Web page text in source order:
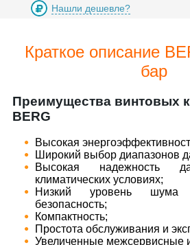
Нашли дешевле?
Краткое описание
бар
Преимущества винтовых
BERG
​Высокая
​Широкий выбор диапазонов
​Высокая надежность
климатических условиях;
​Низкий уровень шума
безопасность;
​Компактность;
​Простота обслуживания и
​Увеличенные межсервисные